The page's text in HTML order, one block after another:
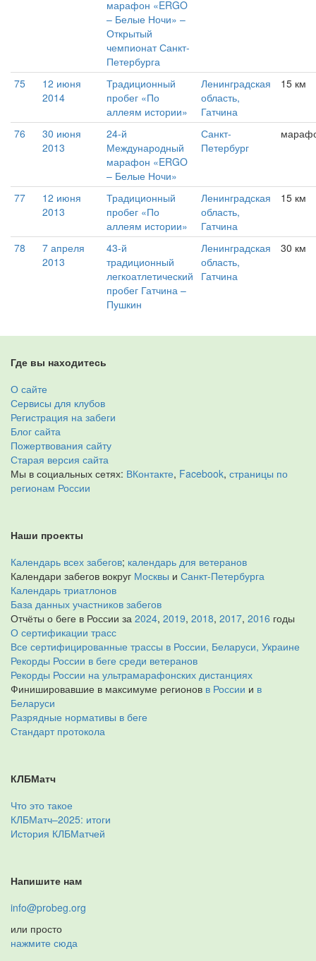
марафон «ERGO
– Белые Ночи» –
Открытый
чемпионат Санкт-
Петербурга
75
12 июня
2014
Традиционный
пробег «По
аллеям истории»
Ленинградская
область,
Гатчина
15 км
76
30 июня
2013
24-й
Международный
марафон «ERGO
– Белые Ночи»
Санкт-
Петербург
77
12 июня
2013
Традиционный
пробег «По
аллеям истории»
Ленинградская
область,
Гатчина
15 км
78
7 апреля
2013
43-й
традиционный
легкоатлетический
пробег Гатчина –
Пушкин
Ленинградская
область,
Гатчина
30 км
Где вы находитесь
О сайте
Сервисы для клубов
Регистрация на забеги
Блог сайта
Пожертвования сайту
Старая версия сайта
Мы в социальных сетях: ВКонтакте, Facebook, страницы по
регионам России
Наши проекты
Календарь всех забегов; календарь для ветеранов
Календари забегов вокруг Москвы и Санкт-Петербурга
Календарь триатлонов
База данных участников забегов
Отчёты о беге в России за 2024, 2019, 2018, 2017, 2016 годы
О сертификации трасс
Все сертифицированные трассы в России, Беларуси, Украине
Рекорды России в беге среди ветеранов
Рекорды России на ультрамарафонских дистанциях
Финишировавшие в максимуме регионов в России и в
Беларуси
Разрядные нормативы в беге
Стандарт протокола
КЛБМатч
Что это такое
КЛБМатч–2025: итоги
История КЛБМатчей
Напишите нам
info@probeg.org
или просто
нажмите сюда